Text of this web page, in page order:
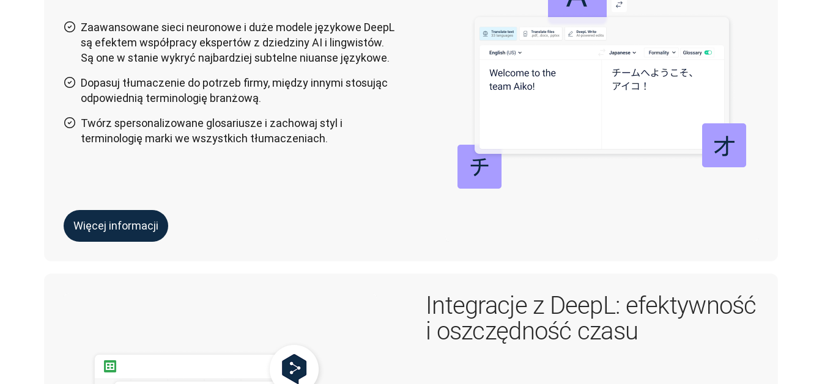
Zaawansowane sieci neuronowe i duże modele językowe DeepL
są efektem współpracy ekspertów z dziedziny AI i lingwistów.
Są one w stanie wykryć najbardziej subtelne niuanse językowe.
Dopasuj tłumaczenie do potrzeb firmy, między innymi stosując
odpowiednią terminologię branżową.
Twórz spersonalizowane glosariusze i zachowaj styl i
terminologię marki we wszystkich tłumaczeniach.
Więcej informacji
Integracje z DeepL: efektywność
i oszczędność czasu